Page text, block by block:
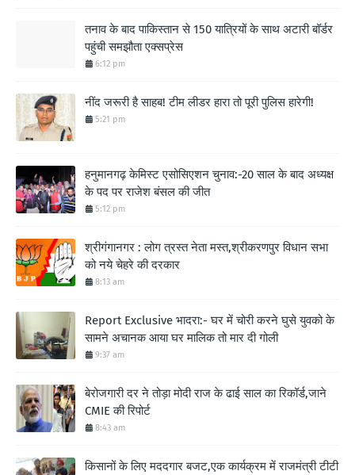
तनाव के बाद पाकिस्तान से 150 यात्रियों के साथ अटारी बॉर्डर
पहुंची समझौता एक्सप्रेस
6:12 pm
नींद जरूरी है साहब! टीम लीडर हारा तो पूरी पुलिस हारेगी!
5:21 pm
हनुमानगढ़ केमिस्ट एसोसिएशन चुनाव:-20 साल के बाद अध्यक्ष
के पद पर राजेश बंसल की जीत
5:12 pm
श्रीगंगानगर : लोग त्रस्त नेता मस्त,श्रीकरणपुर विधान सभा
को नये चेहरे की दरकार
8:13 am
Report Exclusive भादरा:- घर में चोरी करने घुसे युवको के
सामने अचानक आया घर मालिक तो मार दी गोली
9:37 am
बेरोजगारी दर ने तोड़ा मोदी राज के ढाई साल का रिकॉर्ड,जाने
CMIE की रिपोर्ट
8:43 am
किसानों के लिए मददगार बजट,एक कार्यक्रम में राजमंत्री टीटी